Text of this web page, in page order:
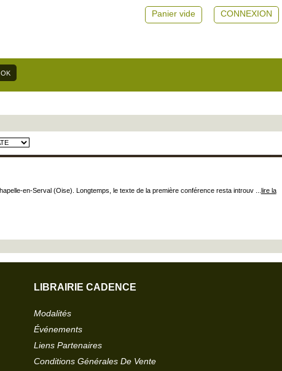
CONNEXION
Panier vide
en-Serval (Oise). Longtemps, le texte de la première conférence resta introuv ... lire la
LIBRAIRIE CADENCE
Modalités
Événements
Liens Partenaires
Conditions Générales De Vente